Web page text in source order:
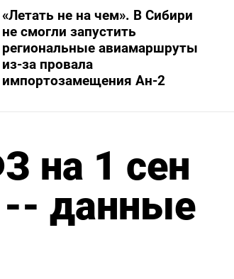
«Летать не на чем». В Сибири
не смогли запустить
региональные авиамаршруты
из-за провала
импортозамещения Ан-2
на 1 сен
-- данные